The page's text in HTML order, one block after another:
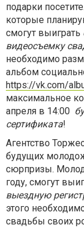
подарки
которые
смогут выиграть
видеосъемку
необходимо
альбом
https://vk.com/
максимальное
апреля в 14:00
сертификата!
Агентство
будущих
сюрпризы.
году, смогут
выездную
этого
свадьбы своих